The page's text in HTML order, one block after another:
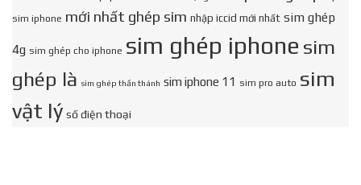
sim iphone mới nhất ghép sim nhập iccid mới nhất sim ghép
4g sim ghép cho iphone sim ghép iphone sim
ghép là sim ghép thần thánh sim iphone 11 sim pro auto sim
vật lý số điện thoại